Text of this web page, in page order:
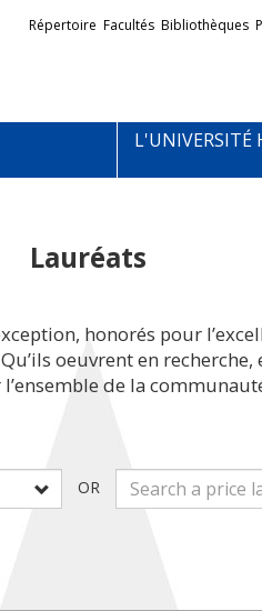
Liens
externes
Répertoire Facultés Bibliothèques
L'UNIVERSITÉ
Lauréats
honorés pour
oeuvrent en
de la
OR